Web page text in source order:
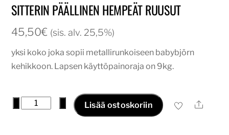
SITTERIN PÄÄLLINEN HEMPEÄT RUUSUT
45,50€ (sis. alv. 25,5%)
yksi koko joka sopii metallirunkoiseen babybjörn
kehikkoon. Lapsen käyttöpainoraja on 9kg.
sitterin
Lisää ostoskoriin Ale